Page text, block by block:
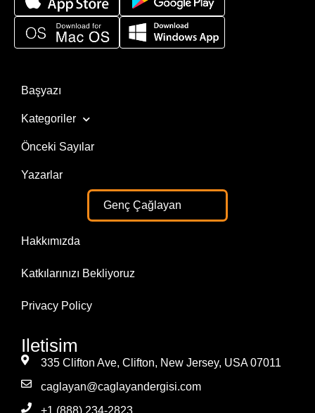
Başyazı
Kategoriler
Önceki Sayılar
Yazarlar
Genç Çağlayan
Hakkımızda
Katkılarınızı Bekliyoruz
Privacy Policy
Iletisim
335 Clifton Ave, Clifton, New Jersey, USA 07011
caglayan@caglayandergisi.com
+1 (888) 234-2823